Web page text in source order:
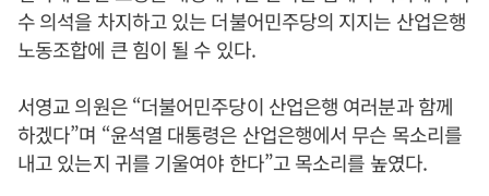
수 의석을 차지하고 있는 더불어민주당의 지지는 산업은행
노동조합에 큰 힘이 될 수 있다.
서영교 의원은 “더불어민주당이 산업은행 여러분과 함께
하겠다”며 “윤석열 대통령은 산업은행에서 무슨 목소리를
내고 있는지 귀를 기울여야 한다”고 목소리를 높였다.